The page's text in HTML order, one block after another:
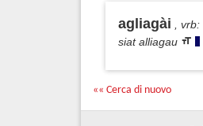
agliagài , vrb:
siat alliagau
«« Cerca di nuovo